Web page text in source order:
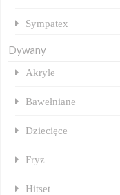
Sympatex
Dywany
Akryle
Bawełniane
Dziecięce
Fryz
Hitset